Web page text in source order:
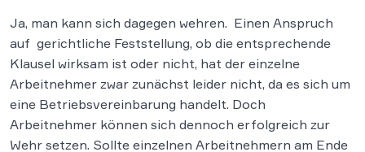
Ja, man kann sich dagegen wehren. Einen Anspruch
auf gerichtliche Feststellung, ob die entsprechende
Klausel wirksam ist oder nicht, hat der einzelne
Arbeitnehmer zwar zunächst leider nicht, da es sich um
eine Betriebsvereinbarung handelt. Doch
Arbeitnehmer können sich dennoch erfolgreich zur
Wehr setzen. Sollte einzelnen Arbeitnehmern am Ende